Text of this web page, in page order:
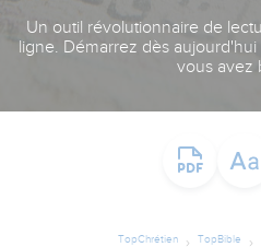
Un outil révolutionnaire de
ligne. Démarrez dès
vous avez
TopChrétien TopBible